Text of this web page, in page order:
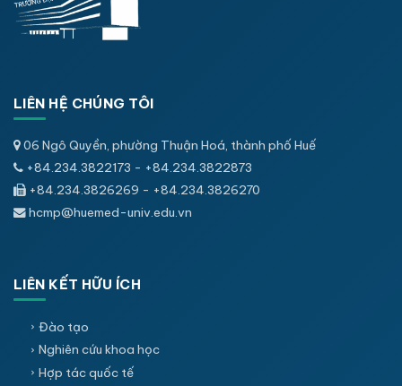
LIÊN HỆ CHÚNG TÔI
06 Ngô Quyền, phường Thuận Hoá, thành phố Huế
+84.234.3822173 - +84.234.3822873
+84.234.3826269 - +84.234.3826270
hcmp@huemed-univ.edu.vn
LIÊN KẾT HỮU ÍCH
Đào tạo
Nghiên cứu khoa học
Hợp tác quốc tế